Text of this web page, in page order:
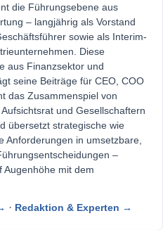
die Führungsebene aus
– langjährig als Vorstand
sowie als Interim-
Diese
aus Finanzsektor und
seine Beiträge für CEO, COO
das Zusammenspiel von
und Gesellschaftern
übersetzt strategische wie
Anforderungen in umsetzbare,
–
Augenhöhe mit dem
· Redaktion & Experten →